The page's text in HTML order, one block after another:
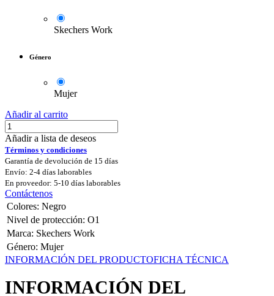
Skechers Work
Género
Mujer
Añadir al carrito
Añadir a lista de deseos
Términos y condiciones
Garantía de devolución de 15 días
Envío: 2-4 días laborables
En proveedor: 5-10 días laborables
Contáctenos
Colores: Negro
Nivel de protección: O1
Marca: Skechers Work
Género: Mujer
INFORMACIÓN DEL PRODUCTOFICHA TÉCNICA
INFORMACIÓN DEL